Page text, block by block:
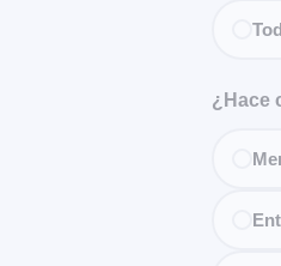
¿Hace